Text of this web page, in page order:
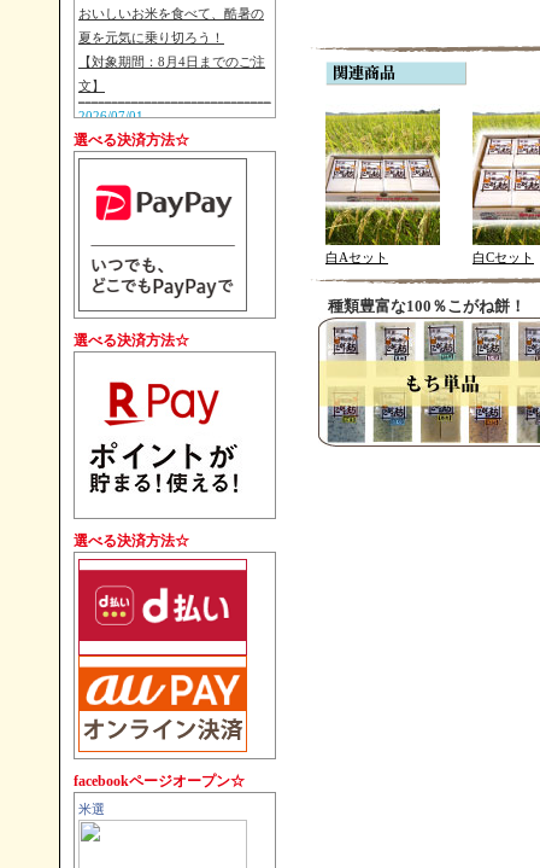
おいしいお米を食べて、酷暑の
夏を元気に乗り切ろう！
【対象期間：8月4日までのご注
文】
2026/07/01
●朝日池農場
【重要予告】次年度のお米市場
価格を反映し、「2026年（令和
8年）度新米発送」より「お米販
細は8月後半より準備ができ次第
ご案内いたしますので、変わら
ぬご愛顧の程お願い申し上げま
す。
選べる決済方法☆
選べる決済方法☆
選べる決済方法☆
facebookページオープン☆
米選
白Aセット 白Cセット
種類豊富な100％こがね餅！